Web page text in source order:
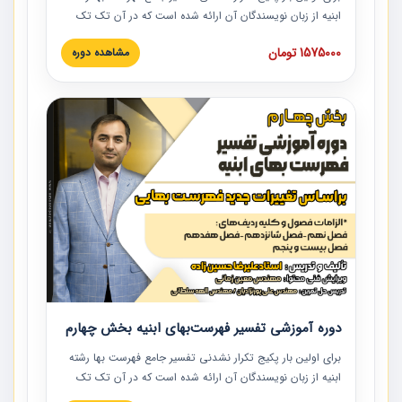
ابنیه از زبان نویسندگان آن ارائه شده است که در آن تک تک
ردیف ها و مطالب فهرست بها تفسیر و ارائه شده است. این
دوره به صورت کامل تصویری بوده و به همراه تصاویر عملیات
دوره با کلام مهندس علیرضاحسین‌زاده مدیر پروژه مهندسی
مشاور در امر بازنگری فهرست بها رشته ابنیه ارائه شده و به تمام
همکارانی که در حوزه صنعت ساخت در حال فعالیت هستند حتما
توصیه می کنیم از مطالب این دوره استفاده نمایند.
1575000 تومان مشاهده دوره
دوره آموزشی تفسیر فهرست‌بهای ابنیه بخش چهارم
برای اولین بار پکیج تکرار نشدنی تفسیر جامع فهرست بها رشته
ابنیه از زبان نویسندگان آن ارائه شده است که در آن تک تک
ردیف ها و مطالب فهرست بها تفسیر و ارائه شده است. این